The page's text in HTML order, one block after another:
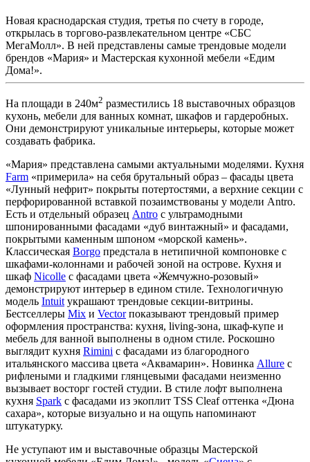
Новая краснодарская студия, третья по счету в городе,
открылась в торгово-развлекательном центре «СБС
МегаМолл». В ней представлены самые трендовые модели
брендов «Мария» и Мастерская кухонной мебели «Едим
Дома!».
На площади в 240м2 разместились 18 выставочных образцов
кухонь, мебели для ванных комнат, шкафов и гардеробных.
Они демонстрируют уникальные интерьеры, которые может
создавать фабрика.
«Мария» представлена самыми актуальными моделями. Кухня
Farm «примерила» на себя брутальный образ – фасады цвета
«Лунный нефрит» покрыты потертостями, а верхние секции с
перфорированной вставкой позаимствованы у модели Antro.
Есть и отдельный образец Antro с ультрамодными
шпонированными фасадами «дуб винтажный» и фасадами,
покрытыми каменным шпоном «морской камень».
Классическая Borgo предстала в нетипичной компоновке с
шкафами-колоннами и рабочей зоной на острове. Кухня и
шкаф Nicolle с фасадами цвета «Жемчужно-розовый»
демонстрируют интерьер в едином стиле. Технологичную
модель Intuit украшают трендовые секции-витрины.
Бестселлеры Mix и Vectorпоказывают трендовый пример
оформления пространства: кухня, living-зона, шкаф-купе и
мебель для ванной выполнены в одном стиле. Роскошно
выглядит кухня Rimini с фасадами из благородного
итальянского массива цвета «Аквамарин». Новинка Allure c
рифлеными и гладкими глянцевыми фасадами неизменно
вызывает восторг гостей студии. В стиле лофт выполнена
кухня Spark с фасадами из экоплит TSS Cleaf оттенка «Дюна
сахара», которые визуально и на ощупь напоминают
штукатурку.
Не уступают им и выставочные образцы Мастерской